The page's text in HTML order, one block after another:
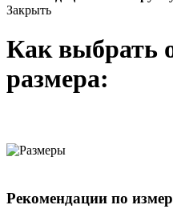
Закрыть
Как выбрать
размера:
Рекомендации по